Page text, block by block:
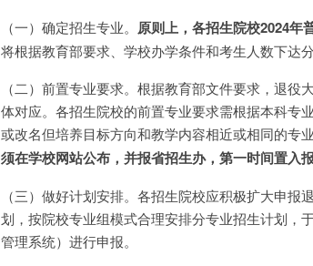
（一）确定招生专业。 原则上 ， 各招生院校2024年
将根据教育部要求、学校办学条件和考生人数下达
（二）前置专业要求。根据教育部文件要求，退
体对应。各招生院校的前置专业要求需根据本科专
或改名但培养目标方向和教学内容相近或相同的专
须在学校网站公布，并报省招生办，第一时间置入
（三）做好计划安排。各招生院校应积极扩大申
划，按院校专业组模式合理安排分专业招生计划，
管理系统）进行申报。